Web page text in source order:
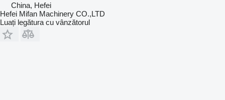
China, Hefei
Hefei Mifan Machinery CO.,LTD
Luați legătura cu vânzătorul